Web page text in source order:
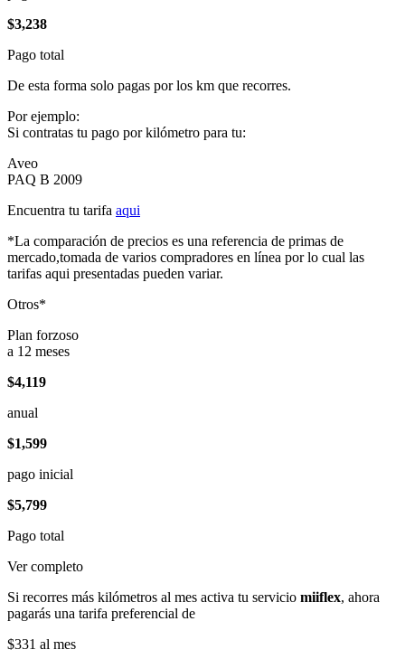
$3,238
Pago total
De esta forma solo pagas por los km que recorres.
Por ejemplo:
Si contratas tu pago por kilómetro para tu:
Aveo
PAQ B 2009
Encuentra tu tarifa aqui
*La comparación de precios es una referencia de primas de
mercado,tomada de varios compradores en línea por lo cual las
tarifas aqui presentadas pueden variar.
Otros*
Plan forzoso
a 12 meses
$4,119
anual
$1,599
pago inicial
$5,799
Pago total
Ver completo
Si recorres más kilómetros al mes activa tu servicio miiflex, ahora
pagarás una tarifa preferencial de
$331 al mes